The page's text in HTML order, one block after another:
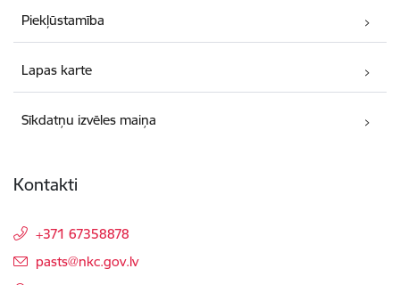
Piekļūstamība
Lapas karte
Sīkdatņu izvēles maiņa
Kontakti
+371 67358878
E-pasts:
pasts@nkc.gov.lv